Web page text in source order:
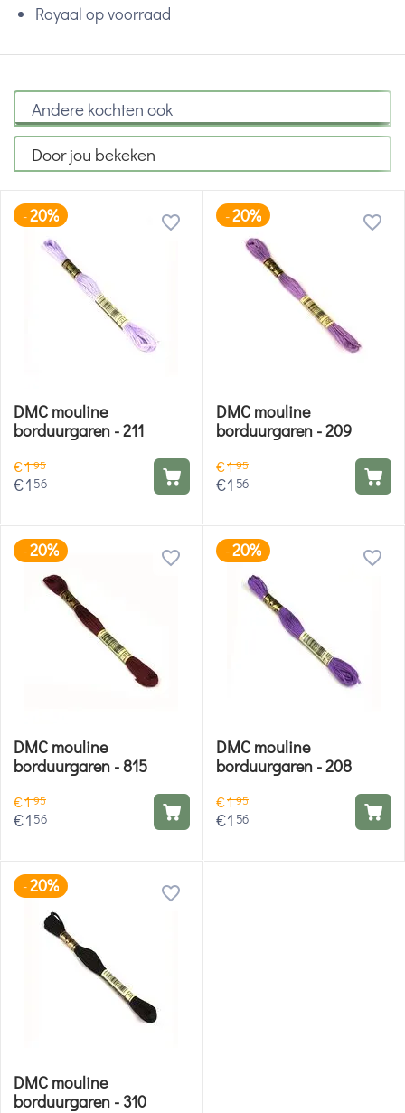
Royaal op voorraad
Andere kochten ook
Door jou bekeken
-20%
DMC mouline
borduurgaren - 211
€195
€1 56
-20%
DMC mouline
borduurgaren - 209
€195
€1 56
-20%
DMC mouline
borduurgaren - 815
€195
€1 56
-20%
DMC mouline
borduurgaren - 208
€195
€1 56
-20%
DMC mouline
borduurgaren - 310